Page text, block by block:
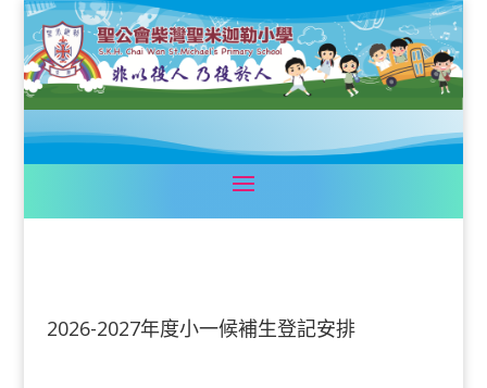
2026-2027年度小一候補生登記安排